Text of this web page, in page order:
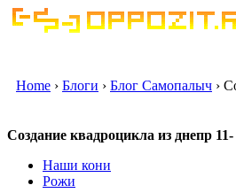
Home › Блоги › Блог Самопалыч ›
Создание квадроцикла из днепр
Наши кони
Рожи